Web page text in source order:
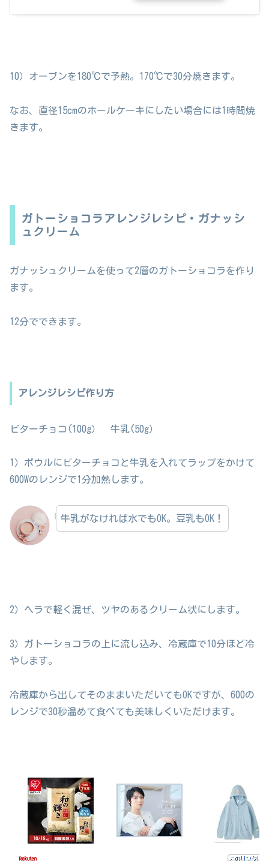
10）オーブンを180℃で予熱。170℃で30分焼きます。
なお、直径15cmのホールケーキにしたい場合には1時間焼
きます。
ガトーショコラアレンジレシピ・ガナッシ
ュクリーム
ガナッシュクリームを使って2層のガトーショコラを作り
ます。
12分でできます。
アレンジレシピ作り方
ビターチョコ(100g） 牛乳(50g）
1）ボウルにビターチョコと牛乳を入れてラップをかけて
600Wのレンジで1分加熱します。
牛乳がなければ水でもOK。豆乳もOK！
2）ヘラで軽く混ぜ、ツヤのあるクリーム状にします。
3）ガトーショコラの上に流し込み、冷蔵庫で10分ほど冷
やします。
冷蔵庫から出してそのままいただいてもOKですが、600の
レンジで30秒温めて食べても美味しくいただけます。